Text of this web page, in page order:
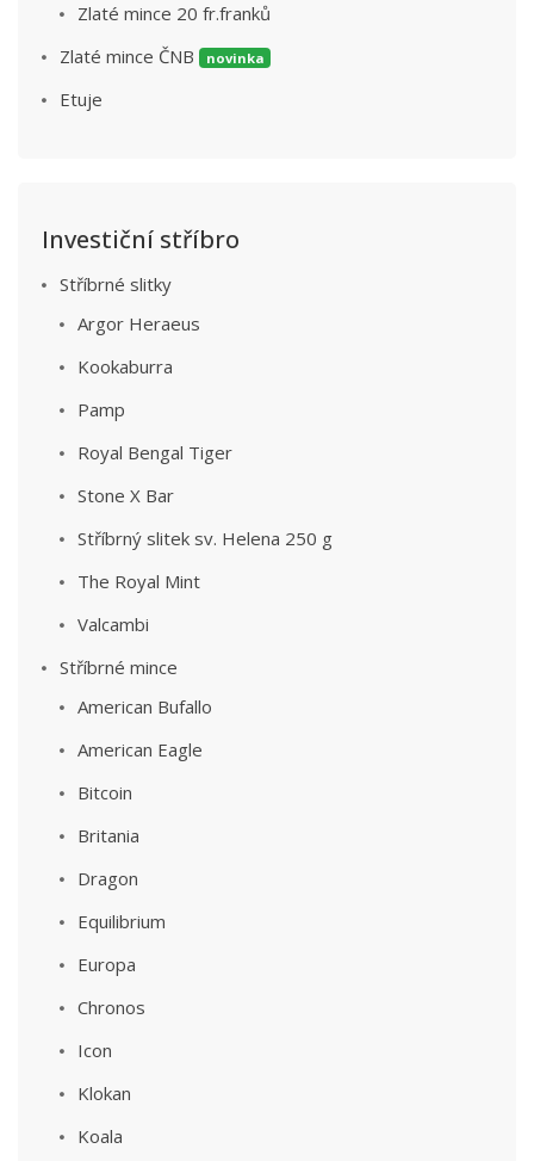
Zlaté mince 20 fr.franků
Zlaté mince ČNB
novinka
Etuje
Investiční stříbro
Stříbrné slitky
Argor Heraeus
Kookaburra
Pamp
Royal Bengal Tiger
Stone X Bar
Stříbrný slitek sv. Helena 250 g
The Royal Mint
Valcambi
Stříbrné mince
American Bufallo
American Eagle
Bitcoin
Britania
Dragon
Equilibrium
Europa
Chronos
Icon
Klokan
Koala